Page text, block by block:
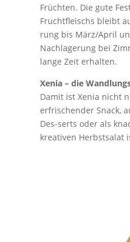
Früchten. Die gute
Fruchtfleischs bleibt
rung bis März/April
Nachlagerung bei
lange Zeit erhalten.
Xenia – die
Damit ist Xenia nicht
erfrischender Snack,
Des-serts oder als
kreativen Herbstsalat